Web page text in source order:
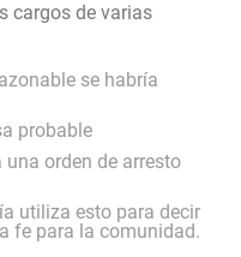
cargos de varias
se habría
probable
orden de arresto
utiliza esto para decir
fe para la comunidad.